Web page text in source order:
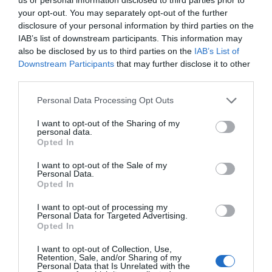
your opt-out. You may separately opt-out of the further
disclosure of your personal information by third parties on the
IAB’s list of downstream participants. This information may
also be disclosed by us to third parties on the IAB’s List of
Downstream Participants that may further disclose it to other
Personal Data Processing Opt Outs
I want to opt-out of the Sharing of my
personal data.
Opted In
I want to opt-out of the Sale of my
Personal Data.
Opted In
I want to opt-out of processing my
Personal Data for Targeted Advertising.
Opted In
I want to opt-out of Collection, Use,
Retention, Sale, and/or Sharing of my
Personal Data that Is Unrelated with the
Quartu Sant'elena
Villasimius
Hôtels Gay Friendly à Nuoro
Dorgali
Hôtels Gay Friendly à Sassari
Stintino
Arbus
Hôtels Gay Friendly à Ogliastra
Hôtels Gay Friendly à Olbia-tempio
Arzachena
Badesi
Olbia
Palau